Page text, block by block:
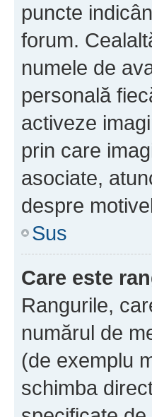
puncte
forum.
numele de
personală
activeze
prin care
asociate,
despre
Sus
Care este
Rangurile,
numărul de
(de exemplu
schimba